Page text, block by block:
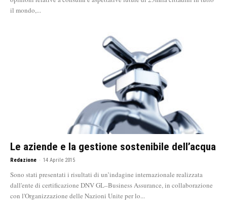
il mondo,...
Le aziende e la gestione sostenibile dell’acqua
Redazione - 14 Aprile 2015
Sono stati presentati i risultati di un’indagine internazionale realizzata
dall'ente di certificazione DNV GL–Business Assurance, in collaborazione
con l'Organizzazione delle Nazioni Unite per lo...